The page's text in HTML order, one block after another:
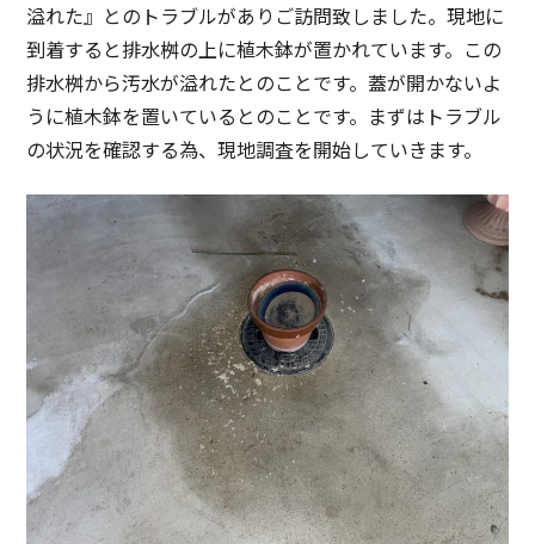
溢れた』とのトラブルがありご訪問致しました。現地に
到着すると排水桝の上に植木鉢が置かれています。この
排水桝から汚水が溢れたとのことです。蓋が開かないよ
うに植木鉢を置いているとのことです。まずはトラブル
の状況を確認する為、現地調査を開始していきます。